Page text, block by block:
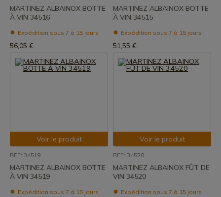
MARTINEZ ALBAINOX BOTTE
À VIN 34516
Expédition sous 7 à 15 jours
56,05 €
MARTINEZ ALBAINOX BOTTE
À VIN 34515
Expédition sous 7 à 15 jours
51,55 €
Voir le produit
REF: 34519
MARTINEZ ALBAINOX BOTTE
À VIN 34519
Expédition sous 7 à 15 jours
Voir le produit
REF: 34520
MARTINEZ ALBAINOX FÛT DE
VIN 34520
Expédition sous 7 à 15 jours